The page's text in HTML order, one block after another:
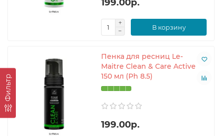
Фильтр
В корзину
Пенка для ресниц Le-
Maitre Clean & Care Active
150 мл (Ph 8.5)
199.00р.